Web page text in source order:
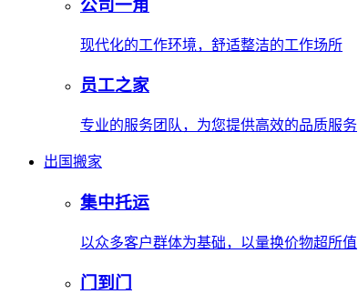
公司一角
现代化的工作环境，舒适整洁的工作场所
员工之家
专业的服务团队，为您提供高效的品质服务
出国搬家
集中托运
以众多客户群体为基础，以量换价物超所值
门到门